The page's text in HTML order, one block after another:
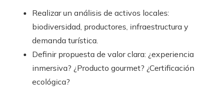
Realizar un análisis de activos locales:
biodiversidad, productores, infraestructura y
demanda turística.
Definir propuesta de valor clara: ¿experiencia
inmersiva? ¿Producto gourmet? ¿Certificación
ecológica?